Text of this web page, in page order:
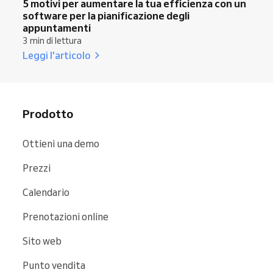
5 motivi per aumentare la tua efficienza con un
software per la pianificazione degli
appuntamenti
3 min di lettura
Leggi l'articolo
Prodotto
Ottieni una demo
Prezzi
Calendario
Prenotazioni online
Sito web
Punto vendita